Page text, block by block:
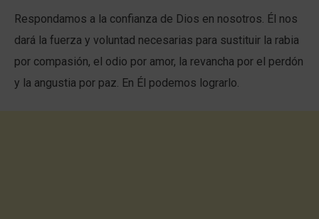
Respondamos a la confianza de Dios en nosotros. Él nos
dará la fuerza y voluntad necesarias para sustituir la rabia
por compasión, el odio por amor, la revancha por el perdón
y la angustia por paz. En Él podemos lograrlo.